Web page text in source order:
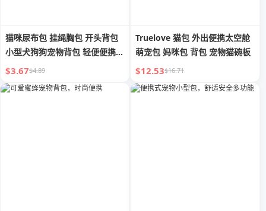
猫咪尿布包 挂绳胸包 开头背包
小型犬狗狗宠物背包 轻便便携猫
咪包
$3.67$4.89
Truelove 猫包 外出便携太空舱
萌宠包 妈咪包 背包 宠物猫碗板
$12.53$16.71